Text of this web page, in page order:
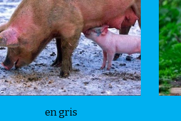
en gris